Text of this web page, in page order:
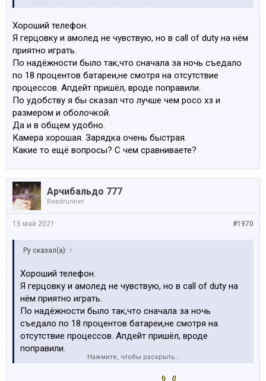
Хороший телефон.
Я герцовку и амолед не чувствую, но в call of duty на нём
приятно играть.
По надёжности было так,что сначала за ночь съедало
по 18 процентов батареи,не смотря на отсутствие
процессов. Апдейт пришёл, вроде поправили.
По удобству я бы сказал что лучше чем росо хз и
размером и оболочкой.
Да и в общем удобно.
Камера хорошая. Зарядка очень быстрая.
Какие то ещё вопросы? С чем сравниваете?
Арчибальдо 777
Roadrunner
#1970
15 май 2021
Ру сказал(а): ↑
Хороший телефон.
Я герцовку и амолед не чувствую, но в call of duty на
нём приятно играть.
По надёжности было так,что сначала за ночь
съедало по 18 процентов батареи,не смотря на
отсутствие процессов. Апдейт пришёл, вроде
поправили.
По удобству я бы сказал что лучше чем росо хз и
Нажмите, чтобы раскрыть...